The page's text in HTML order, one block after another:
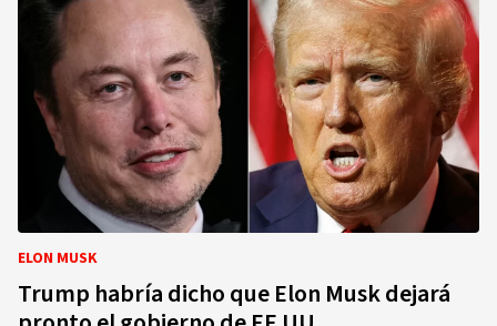
ELON MUSK
Trump habría dicho que Elon Musk dejará